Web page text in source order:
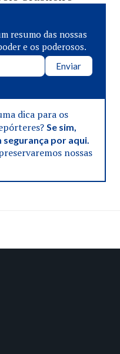
resumo das nossas
e os poderosos.
Enviar
dica para os
Se sim,
segurança por aqui.
nossas